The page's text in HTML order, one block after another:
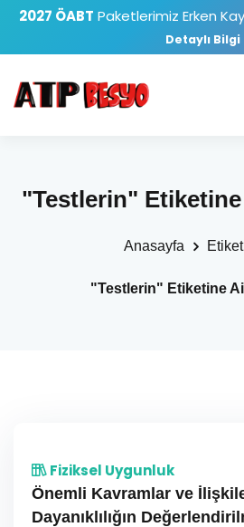
2027 ÖABT Paketlerimiz Erken
Detaylı Bilgi
"Testlerin"
Anasayfa
"Testlerin" Etiketine
Fiziksel Uygunluk
Önemli Kavramlar ve
Dayanıklılığın